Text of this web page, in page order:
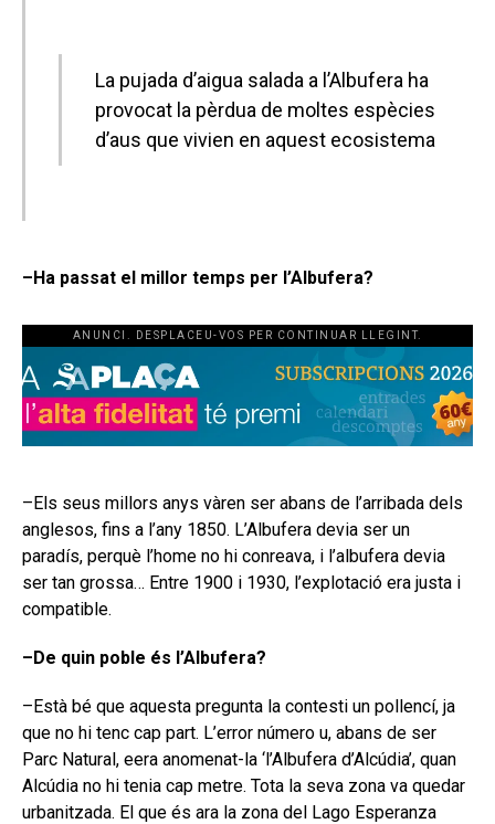
La pujada d’aigua salada a l’Albufera ha
provocat la pèrdua de moltes espècies
d’aus que vivien en aquest ecosistema
–Ha passat el millor temps per l’Albufera?
ANUNCI. DESPLACEU-VOS PER CONTINUAR LLEGINT.
–Els seus millors anys vàren ser abans de l’arribada dels
anglesos, fins a l’any 1850. L’Albufera devia ser un
paradís, perquè l’home no hi conreava, i l’albufera devia
ser tan grossa… Entre 1900 i 1930, l’explotació era justa i
compatible.
–De quin poble és l’Albufera?
–Està bé que aquesta pregunta la contesti un pollencí, ja
que no hi tenc cap part. L’error número u, abans de ser
Parc Natural, eera anomenat-la ‘l’Albufera d’Alcúdia’, quan
Alcúdia no hi tenia cap metre. Tota la seva zona va quedar
urbanitzada. El que és ara la zona del Lago Esperanza